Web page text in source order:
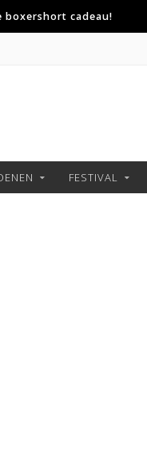
boxershort cadeau!
FESTIVAL